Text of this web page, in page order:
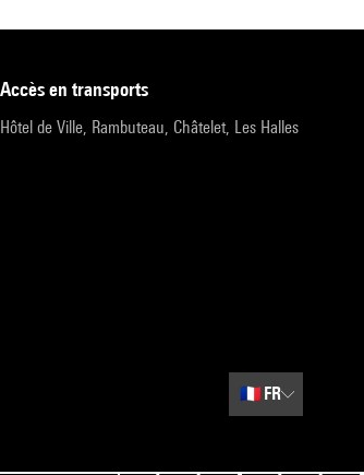
accès en transports
Hôtel de Ville, Rambuteau, Châtelet, Les Halles
🇫🇷 FR